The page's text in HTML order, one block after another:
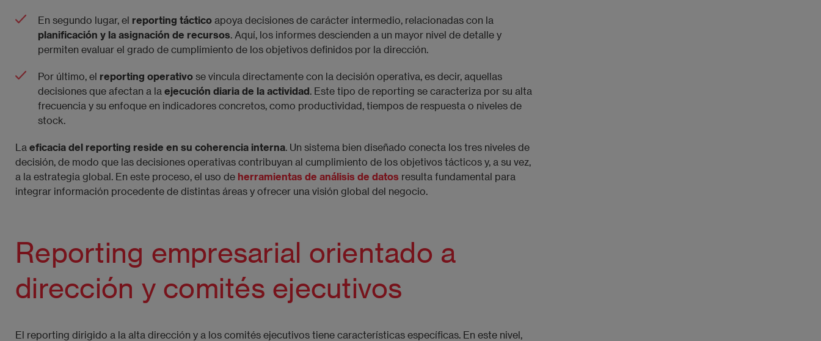
En segundo lugar, el reporting táctico apoya decisiones de carácter intermedio, relacionadas con la
planificación y la asignación de recursos. Aquí, los informes descienden a un mayor nivel de detalle y
permiten evaluar el grado de cumplimiento de los objetivos definidos por la dirección.
Por último, el reporting operativo se vincula directamente con la decisión operativa, es decir, aquellas
decisiones que afectan a la ejecución diaria de la actividad. Este tipo de reporting se caracteriza por su alta
frecuencia y su enfoque en indicadores concretos, como productividad, tiempos de respuesta o niveles de
stock.
La eficacia del reporting reside en su coherencia interna. Un sistema bien diseñado conecta los tres niveles de
decisión, de modo que las decisiones operativas contribuyan al cumplimiento de los objetivos tácticos y, a su vez,
a la estrategia global. En este proceso, el uso de herramientas de análisis de datos resulta fundamental para
integrar información procedente de distintas áreas y ofrecer una visión global del negocio.
Reporting empresarial orientado a
dirección y comités ejecutivos
El reporting dirigido a la alta dirección y a los comités ejecutivos tiene características específicas. En este nivel,